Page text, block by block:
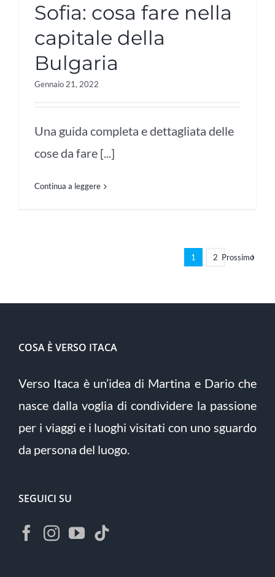
Sofia: cosa fare nella
capitale della
Bulgaria
Gennaio 21, 2022
Una guida completa e dettagliata delle
cose da fare [...]
Continua a leggere
1 2 Prossimo
COSA È VERSO ITACA
Verso Itaca è un’idea di Martina e Dario che
nasce dalla voglia di condividere la passione
per i viaggi e i luoghi visitati con uno sguardo
da persona del luogo.
SEGUICI SU